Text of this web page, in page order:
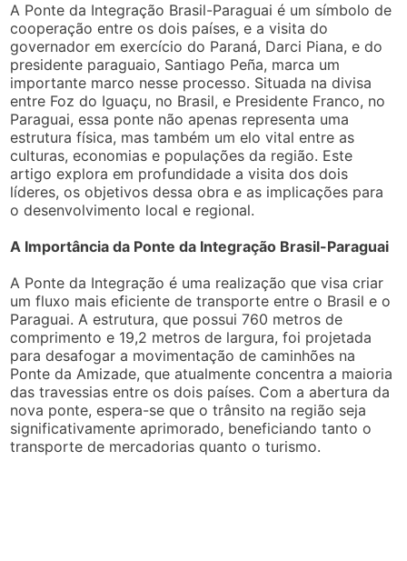
A Ponte da Integração Brasil-Paraguai é um símbolo de
cooperação entre os dois países, e a visita do
governador em exercício do Paraná, Darci Piana, e do
presidente paraguaio, Santiago Peña, marca um
importante marco nesse processo. Situada na divisa
entre Foz do Iguaçu, no Brasil, e Presidente Franco, no
Paraguai, essa ponte não apenas representa uma
estrutura física, mas também um elo vital entre as
culturas, economias e populações da região. Este
artigo explora em profundidade a visita dos dois
líderes, os objetivos dessa obra e as implicações para
o desenvolvimento local e regional.
A Importância da Ponte da Integração Brasil-Paraguai
A Ponte da Integração é uma realização que visa criar
um fluxo mais eficiente de transporte entre o Brasil e o
Paraguai. A estrutura, que possui 760 metros de
comprimento e 19,2 metros de largura, foi projetada
para desafogar a movimentação de caminhões na
Ponte da Amizade, que atualmente concentra a maioria
das travessias entre os dois países. Com a abertura da
nova ponte, espera-se que o trânsito na região seja
significativamente aprimorado, beneficiando tanto o
transporte de mercadorias quanto o turismo.